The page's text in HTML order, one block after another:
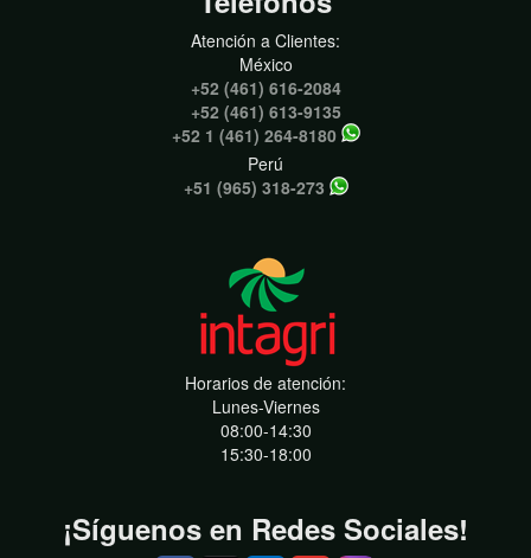
Atención a Clientes:
México
+52 (461) 616-2084
+52 (461) 613-9135
+52 1 (461) 264-8180
Perú
+51 (965) 318-273
Horarios de atención:
Lunes-Viernes
08:00-14:30
15:30-18:00
¡Síguenos en Redes Sociales!